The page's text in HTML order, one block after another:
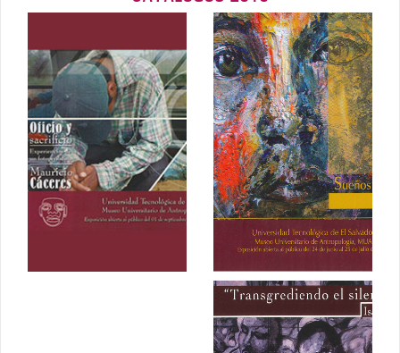
Sacrificio,
Experiencia de
un
fotoperiodista
de Mauricio
Cáceres
2010
Sueños para
vivir despierto.
Miguel Ángel
Ramírez
2010
Transgrediendo